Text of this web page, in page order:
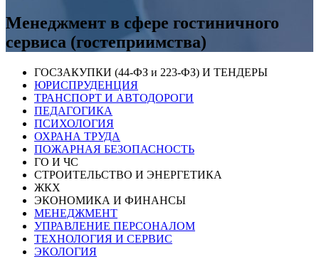
Менеджмент в сфере гостиничного
сервиса (гостеприимства)
ГОСЗАКУПКИ (44-ФЗ и 223-ФЗ) И ТЕНДЕРЫ
ЮРИСПРУДЕНЦИЯ
ТРАНСПОРТ И АВТОДОРОГИ
ПЕДАГОГИКА
ПСИХОЛОГИЯ
ОХРАНА ТРУДА
ПОЖАРНАЯ БЕЗОПАСНОСТЬ
ГО И ЧС
СТРОИТЕЛЬСТВО И ЭНЕРГЕТИКА
ЖКХ
ЭКОНОМИКА И ФИНАНСЫ
МЕНЕДЖМЕНТ
УПРАВЛЕНИЕ ПЕРСОНАЛОМ
ТЕХНОЛОГИЯ И СЕРВИС
ЭКОЛОГИЯ